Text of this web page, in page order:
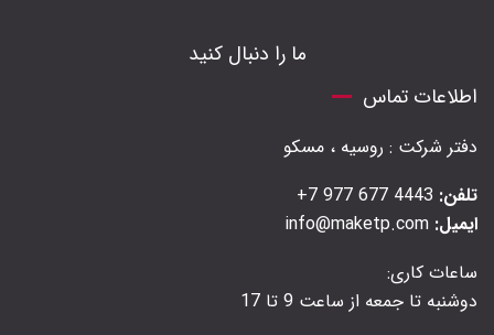
ما را دنبال کنید
اطلاعات تماس
دفتر شرکت : روسیه ، مسکو
تلفن:
ایمیل:
ساعات کاری:
دوشنبه تا جمعه از ساعت 9 تا 17